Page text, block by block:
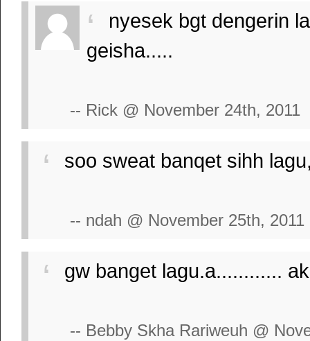
nyesek bgt dengerin
geisha.....
-- Rick @ November 24th, 2011
soo sweat banqet sihh
-- ndah @ November 25th, 2011
gw banget lagu.a............
-- Bebby Skha Rariweuh @